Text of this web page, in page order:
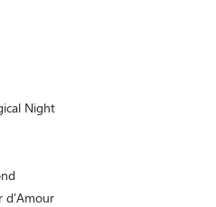
Night
d'Amour